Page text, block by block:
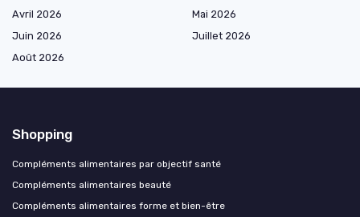
Avril 2026
Mai 2026
Juin 2026
Juillet 2026
Août 2026
Shopping
Compléments alimentaires par objectif santé
Compléments alimentaires beauté
Compléments alimentaires forme et bien-être